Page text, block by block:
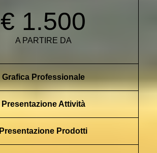
€ 1.500
A PARTIRE DA
Grafica Professionale
Presentazione Attività
Presentazione Prodotti